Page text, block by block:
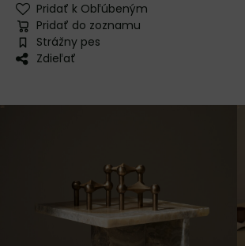
Pridať k Obľúbeným
Pridať do zoznamu
Strážny pes
Zdieľať